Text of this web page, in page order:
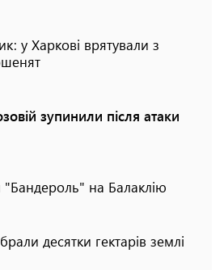
у Харкові врятували з
зупинили після атаки
"Бандероль" на Балаклію
десятки гектарів землі